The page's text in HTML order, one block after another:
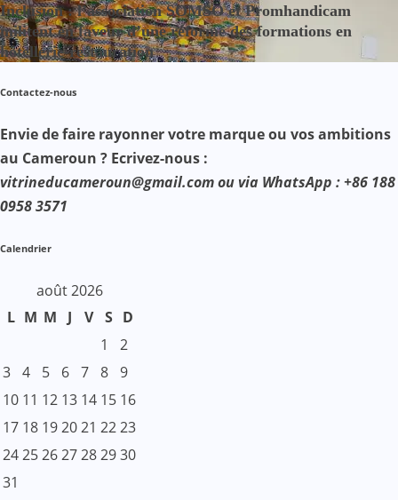
Inclusion : l’association SOMSO et Promhandicam
militent en faveur d’une réforme des formations en
hôtellerie-restauration
Contactez-nous
Envie de faire rayonner votre marque ou vos ambitions
au Cameroun ? Ecrivez-nous :
vitrineducameroun@gmail.com ou via WhatsApp : +86 188
0958 3571
Calendrier
août 2026
L M M J V S D
1
2
3 4 5 6 7 8 9
10 11 12 13 14 15 16
17 18 192021 2223
24252627282930
31